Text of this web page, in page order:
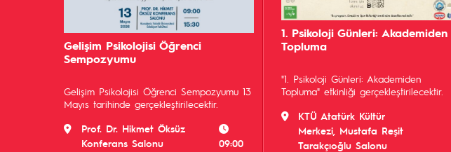
Gelişim Psikolojisi Öğrenci
Sempozyumu
Gelişim Psikolojisi Öğrenci Sempozyumu 13
Mayıs tarihinde gerçekleştirilecektir.
Prof. Dr. Hikmet Öksüz
Konferans Salonu
09:00
1. Psikoloji Günleri: Akademiden
Topluma
"1. Psikoloji Günleri: Akademiden
Topluma" etkinliği gerçekleştirilecektir.
KTÜ Atatürk Kültür
Merkezi, Mustafa Reşit
Tarakçıoğlu Salonu